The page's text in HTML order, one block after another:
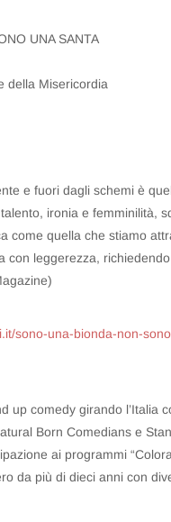
UNA SANTA
della Misericordia
e fuori dagli schemi è
ironia e femminilità,
come quella che stiamo
con leggerezza,
sono-una-bionda-non-
up comedy girando l’Italia
Born Comedians e
ai programmi
da più di dieci anni con